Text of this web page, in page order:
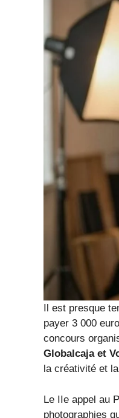
Il est presque
payer 3 000
concours
Globalcaja et
la créativité et
Le IIe appel au
photographies